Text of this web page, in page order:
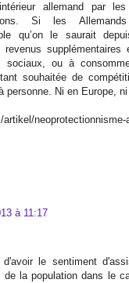
allemand par les
Si les
qu’on le saurait
sociaux, ou à
souhaitée de
personne. Ni en Europe,
neoprotectionnisme-
à 11:17
le sentiment
de la population dans le